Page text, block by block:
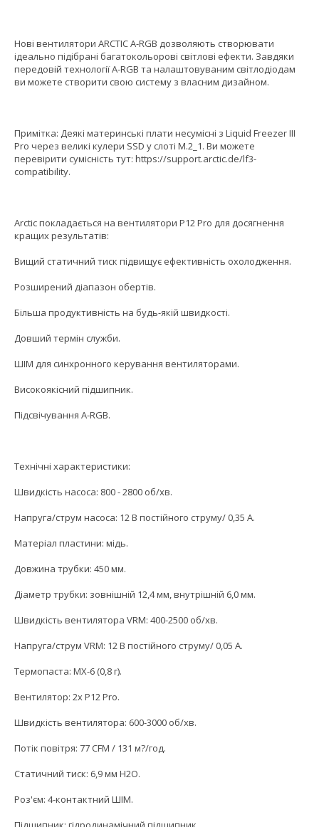
Нові вентилятори ARCTIC A-RGB дозволяють створювати
ідеально підібрані багатокольорові світлові ефекти. Завдяки
передовій технології A-RGB та налаштовуваним світлодіодам
ви можете створити свою систему з власним дизайном.
Примітка: Деякі материнські плати несумісні з Liquid Freezer III
Pro через великі кулери SSD у слоті M.2_1. Ви можете
перевірити сумісність тут: https://support.arctic.de/lf3-
compatibility.
Arctic покладається на вентилятори P12 Pro для досягнення
кращих результатів:
Вищий статичний тиск підвищує ефективність охолодження.
Розширений діапазон обертів.
Більша продуктивність на будь-якій швидкості.
Довший термін служби.
ШІМ для синхронного керування вентиляторами.
Високоякісний підшипник.
Підсвічування A-RGB.
Технічні характеристики:
Швидкість насоса: 800 - 2800 об/хв.
Напруга/струм насоса: 12 В постійного струму/ 0,35 А.
Матеріал пластини: мідь.
Довжина трубки: 450 мм.
Діаметр трубки: зовнішній 12,4 мм, внутрішній 6,0 мм.
Швидкість вентилятора VRM: 400-2500 об/хв.
Напруга/струм VRM: 12 В постійного струму/ 0,05 А.
Термопаста: MX-6 (0,8 г).
Вентилятор: 2x P12 Pro.
Швидкість вентилятора: 600-3000 об/хв.
Потік повітря: 77 CFM / 131 м?/год.
Статичний тиск: 6,9 мм H2O.
Роз'єм: 4-контактний ШІМ.